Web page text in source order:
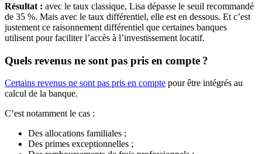
Résultat : avec le taux classique, Lisa dépasse le seuil recommandé
de 35 %. Mais avec le taux différentiel, elle est en dessous. Et c’est
justement ce raisonnement différentiel que certaines banques
utilisent pour faciliter l’accès à l’investissement locatif.
Quels revenus ne sont pas pris en compte ?
Certains revenus ne sont pas pris en compte pour être intégrés au
calcul de la banque.
C’est notamment le cas :
Des allocations familiales ;
Des primes exceptionnelles ;